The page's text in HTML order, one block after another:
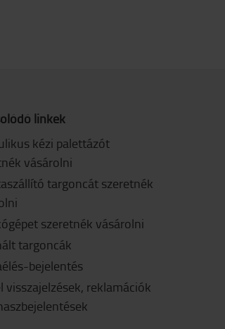
linkek
kézi palettázót
vásárolni
targoncát szeretnék
szeretnék vásárolni
targoncák
bejelentés
visszajelzések, reklamációk